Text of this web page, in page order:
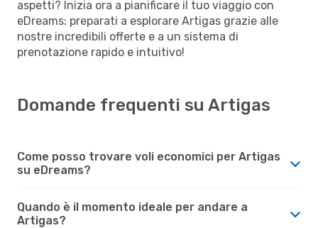
aspetti? Inizia ora a pianificare il tuo viaggio con
eDreams: preparati a esplorare Artigas grazie alle
nostre incredibili offerte e a un sistema di
prenotazione rapido e intuitivo!
Domande frequenti su Artigas
Come posso trovare voli economici per Artigas
su eDreams?
Quando è il momento ideale per andare a
Artigas?